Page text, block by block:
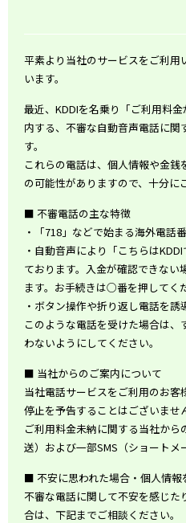
平素より当社のサービスをご利用
います。
最近、KDDIを名乗り「ご利用料
内する、不審な自動音声電話に関
す。
これらの電話は、個人情報や金
の可能性がありますので、十分に
■ 不審電話の主な特徴
・「718」などで始まる海外電話
・自動音声により「こちらは
ております。入金が確認できない
ます。お手続きは○番を押してく
・ボタン操作や折り返し電話を誘
このような電話を受けた場合は
わないようにしてください。
■ 当社からのご案内について
当社電話サービスをご利用のお
停止を予告することはございませ
ご利用料金未納に関する当社か
送）および一部SMS（ショートメ
■ 不安に思われた場合・個人情報
不審な電話に関して不安を感じた
合は、下記までご相談ください。